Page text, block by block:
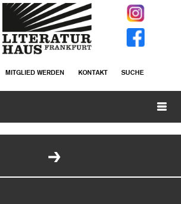
MITGLIED WERDEN KONTAKT SUCHE